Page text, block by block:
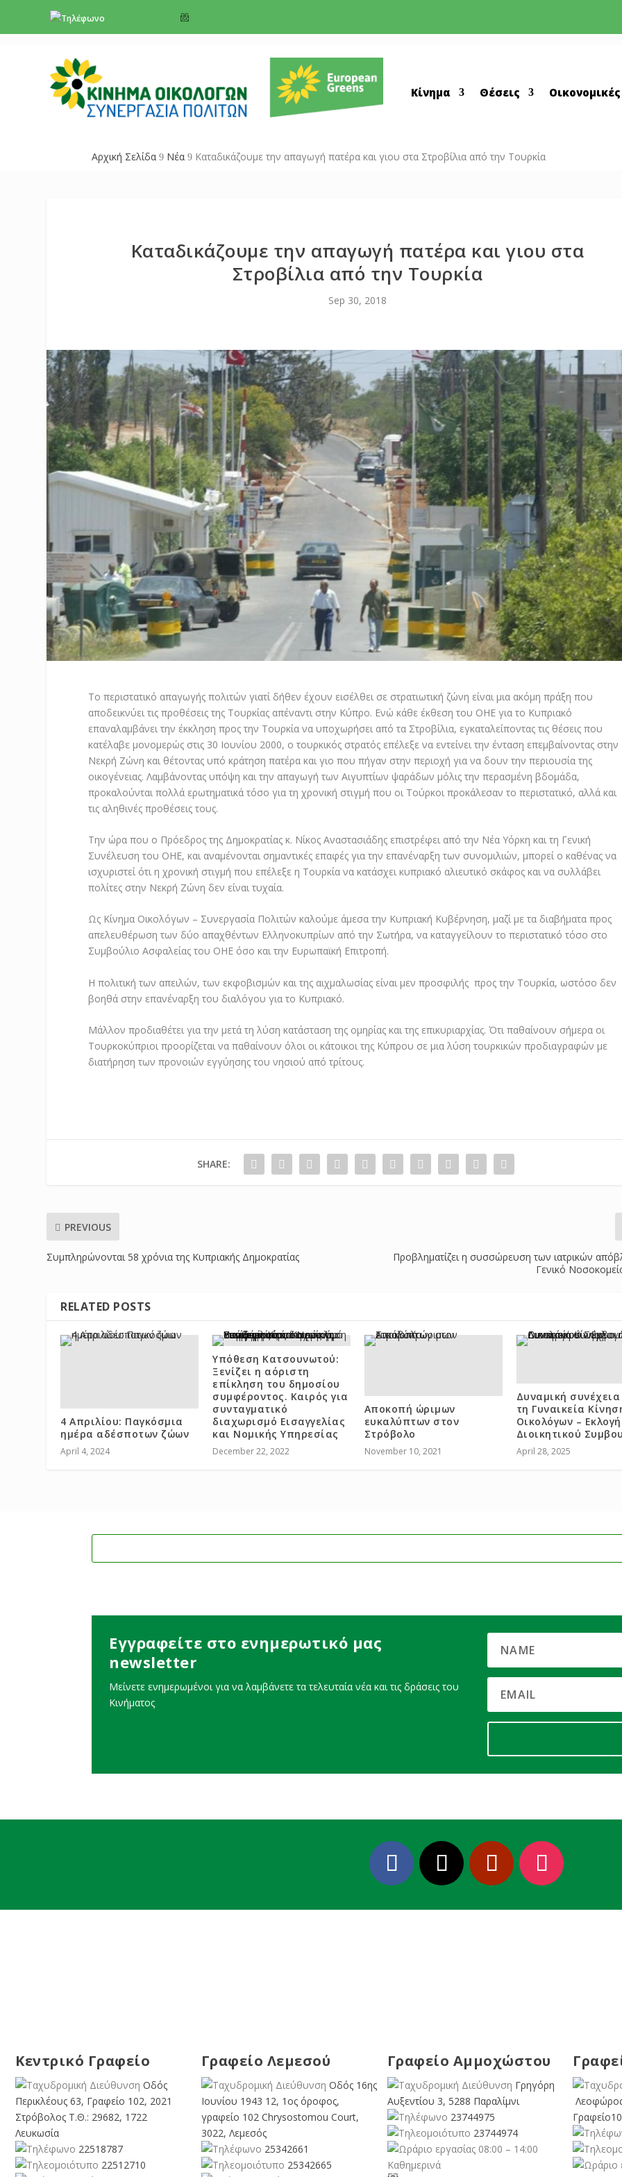
Κίνημα Θέσεις
Αρχική Σελίδα 9 Νέα 9 Καταδικάζουμε την απαγωγή πατέρα και γιου στα Στροβίλια από την Τουρκία
Καταδικάζουμε την απαγωγή πατέρα και γιου στα
Στροβίλια από την Τουρκία
Sep 30, 2018
Το περιστατικό απαγωγής πολιτών γιατί δήθεν έχουν εισέλθει σε στρατιωτική ζώνη είναι μια ακόμη πράξη που
αποδεικνύει τις προθέσεις της Τουρκίας απέναντι στην Κύπρο. Ενώ κάθε έκθεση του ΟΗΕ για το Κυπριακό
επαναλαμβάνει την έκκληση προς την Τουρκία να υποχωρήσει από τα Στροβίλια, εγκαταλείποντας τις θέσεις που
κατέλαβε μονομερώς στις 30 Ιουνίου 2000, ο τουρκικός στρατός επέλεξε να εντείνει την ένταση επεμβαίνοντας στην
Νεκρή Ζώνη και θέτοντας υπό κράτηση πατέρα και γιο που πήγαν στην περιοχή για να δουν την περιουσία της
οικογένειας. Λαμβάνοντας υπόψη και την απαγωγή των Αιγυπτίων ψαράδων μόλις την περασμένη βδομάδα,
προκαλούνται πολλά ερωτηματικά τόσο για τη χρονική στιγμή που οι Τούρκοι προκάλεσαν το περιστατικό, αλλά και
τις αληθινές προθέσεις τους.
Την ώρα που ο Πρόεδρος της Δημοκρατίας κ. Νίκος Αναστασιάδης επιστρέφει από την Νέα Υόρκη και τη Γενική
Συνέλευση του ΟΗΕ, και αναμένονται σημαντικές επαφές για την επανέναρξη των συνομιλιών, μπορεί ο καθένας να
ισχυριστεί ότι η χρονική στιγμή που επέλεξε η Τουρκία να κατάσχει κυπριακό αλιευτικό σκάφος και να συλλάβει
πολίτες στην Νεκρή Ζώνη δεν είναι τυχαία.
Ως Κίνημα Οικολόγων – Συνεργασία Πολιτών καλούμε άμεσα την Κυπριακή Κυβέρνηση, μαζί με τα διαβήματα προς
απελευθέρωση των δύο απαχθέντων Ελληνοκυπρίων από την Σωτήρα, να καταγγείλουν το περιστατικό τόσο στο
Συμβούλιο Ασφαλείας του ΟΗΕ όσο και την Ευρωπαϊκή Επιτροπή.
Η πολιτική των απειλών, των εκφοβισμών και της αιχμαλωσίας είναι μεν προσφιλής προς την Τουρκία, ωστόσο δεν
βοηθά στην επανέναρξη του διαλόγου για το Κυπριακό.
Μάλλον προδιαθέτει για την μετά τη λύση κατάσταση της ομηρίας και της επικυριαρχίας. Ότι παθαίνουν σήμερα οι
Τουρκοκύπριοι προορίζεται να παθαίνουν όλοι οι κάτοικοι της Κύπρου σε μια λύση τουρκικών προδιαγραφών με
διατήρηση των προνοιών εγγύησης του νησιού από τρίτους.
SHARE:
PREVIOUS
Συμπληρώνονται 58 χρόνια της Κυπριακής Δημοκρατίας
Προβληματίζει η συσσώρευση των ιατρικών
Γενικό
RELATED POSTS
4 Απριλίου: Παγκόσμια
ημέρα αδέσποτων ζώων
April 4, 2024
Υπόθεση Κατσουνωτού:
Ξενίζει η αόριστη
επίκληση του δημοσίου
συμφέροντος. Καιρός για
συνταγματικό
διαχωρισμό Εισαγγελίας
και Νομικής Υπηρεσίας
December 22, 2022
Αποκοπή ώριμων
ευκαλύπτων στον
Στρόβολο
November 10, 2021
Δυναμική
τη Γυναικεία
Οικολόγων –
Διοικητικού
April 28, 2025
Εγγραφείτε στο ενημερωτικό μας
newsletter
Μείνετε ενημερωμένοι για να λαμβάνετε τα τελευταία νέα και τις δράσεις του
Κινήματος
Κεντρικό Γραφείο
Οδός
Περικλέους 63, Γραφείο 102, 2021
Στρόβολος Τ.Θ.: 29682, 1722
Λευκωσία
22518787
22512710
Γραφείο Λεμεσού
Οδός 16ης
Ιουνίου 1943 12, 1ος όροφος,
γραφείο 102 Chrysostomou Court,
3022, Λεμεσός
25342661
25342665
Γραφείο Αμμοχώστου
Γρηγόρη
Αυξεντίου 3, 5288 Παραλίμνι
23744975
23744974
08:00 – 14:00
Καθημερινά